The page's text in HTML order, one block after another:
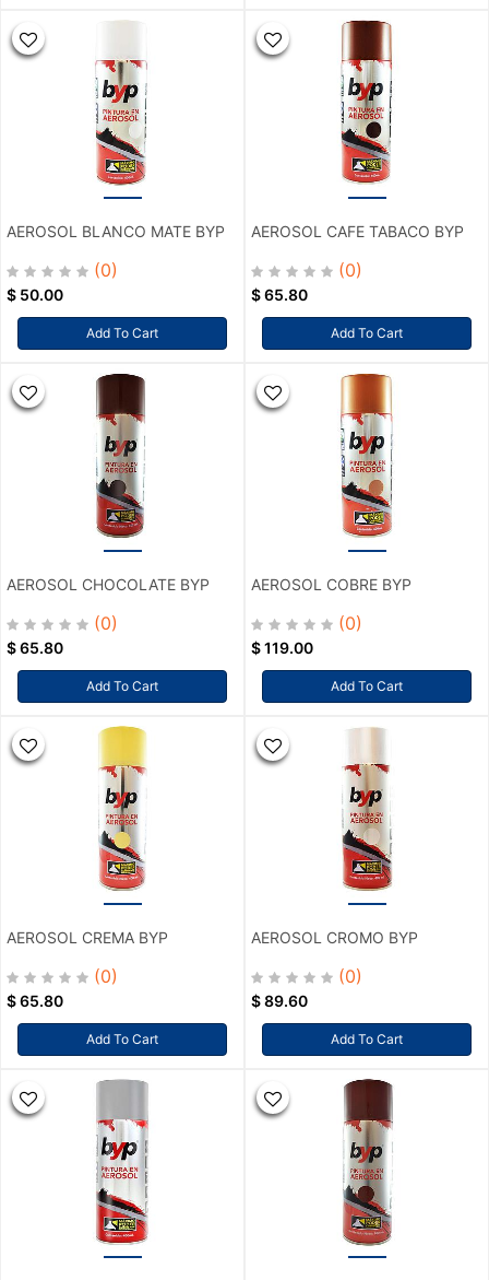
AEROSOL BLANCO MATE BYP
(0)
$ 50.00
Add To Cart
AEROSOL CAFE TABACO BYP
(0)
$65.80
Add To Cart
AEROSOL CHOCOLATE BYP
(0)
$65.80
Add To Cart
AEROSOL COBRE BYP
(0)
$119.00
Add To Cart
AEROSOL CREMA BYP
(0)
$65.80
Add To Cart
AEROSOL CROMO BYP
(0)
$89.60
Add To Cart